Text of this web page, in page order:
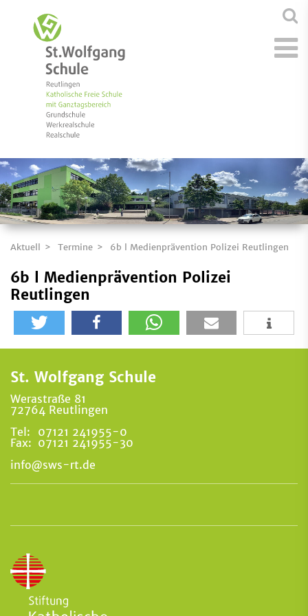
Aktuell Termine 6b l Medienprävention Polizei Reutlingen
6b l Medienprävention Polizei
Reutlingen
St. Wolfgang Schule
Werastraße 81
72764 Reutlingen
Tel:
07121 241955-0
Fax: 07121 241955-30
info@sws-rt.de